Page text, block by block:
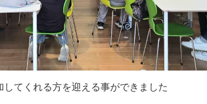
てくれる方を迎える事ができました